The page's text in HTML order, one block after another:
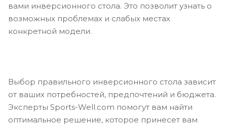
вами инверсионного стола. Это позволит узнать о
возможных проблемах и слабых местах
конкретной модели.
Выбор правильного инверсионного стола зависит
от ваших потребностей, предпочтений и бюджета.
Эксперты Sports-Well.com помогут вам найти
оптимальное решение, которое принесет вам